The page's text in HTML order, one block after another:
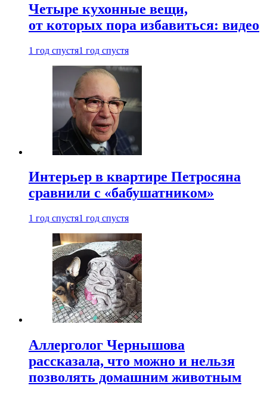
Четыре кухонные вещи,
от которых пора избавиться: видео
1 год спустя1 год спустя
Интерьер в квартире Петросяна
сравнили с «бабушатником»
1 год спустя1 год спустя
Аллерголог Чернышова
рассказала, что можно и нельзя
позволять домашним животным